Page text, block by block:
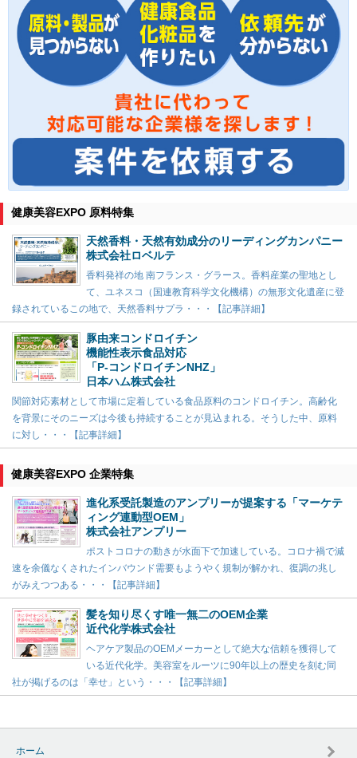
健康美容EXPO 原料特集
天然香料・天然有効成分のリーディングカンパニー
株式会社ロベルテ
香料発祥の地 南フランス・グラース。香料産業の聖地とし
て、ユネスコ（国連教育科学文化機構）の無形文化遺産に登
録されているこの地で、天然香料サプラ・・・【記事詳細】
豚由来コンドロイチン
機能性表示食品対応
「P-コンドロイチンNHZ」
日本ハム株式会社
関節対応素材として市場に定着している食品原料のコンドロイチン。高齢化
を背景にそのニーズは今後も持続することが見込まれる。そうした中、原料
に対し・・・【記事詳細】
健康美容EXPO 企業特集
進化系受託製造のアンプリーが提案する「マーケテ
ィング連動型OEM」
株式会社アンプリー
ポストコロナの動きが水面下で加速している。コロナ禍で減
速を余儀なくされたインバウンド需要もようやく規制が解かれ、復調の兆し
がみえつつある・・・【記事詳細】
髪を知り尽くす唯一無二のOEM企業
近代化学株式会社
ヘアケア製品のOEMメーカーとして絶大な信頼を獲得して
いる近代化学。美容室をルーツに90年以上の歴史を刻む同
社が掲げるのは「幸せ」という・・・【記事詳細】
ホーム